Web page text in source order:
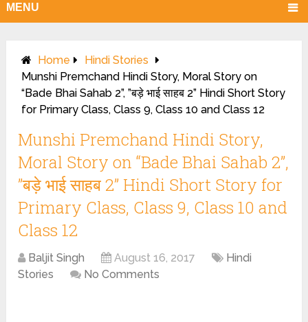
MENU
Home
Hindi Stories
Munshi Premchand Hindi Story, Moral Story on
“Bade Bhai Sahab 2”, ”बड़े भाई साहब 2” Hindi Short Story
for Primary Class, Class 9, Class 10 and Class 12
Munshi Premchand Hindi Story,
Moral Story on “Bade Bhai Sahab 2”,
”बड़े भाई साहब 2” Hindi Short Story for
Primary Class, Class 9, Class 10 and
Class 12
Baljit Singh August 16, 2017
Hindi
Stories
No Comments